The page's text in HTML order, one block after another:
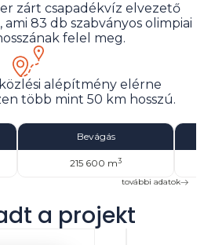
zárt csapadékvíz elvezető
83 db szabványos olimpiai
felel meg.
alépítmény elérne
több mint 50 km hosszú.
Bevágás
215 600 m3
további adatok
a projekt